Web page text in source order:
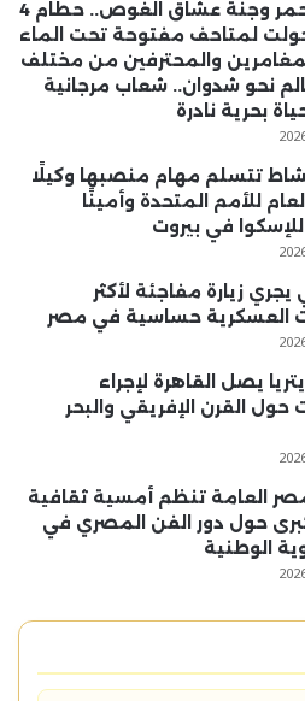
البحر الأحمر وجنة عشاق الغوص.. حطام 4
لمتاحف مفتوحة تحت الماء
والمحترفين من مختلف
نحو شدوان.. شعاب مرجانية
بحرية نادرة
تتسلم مهام منصبها وكيلًا
للأمم المتحدة وأمينًا
للإسكوا في بيروت
زيارة مفاجئة لأكثر
العسكرية حساسية في مصر
يصل القاهرة لإجراء
حول القرن الإفريقي والبحر
العامة تنظم أمسية ثقافية
حول دور الفن المصري في
الوطنية